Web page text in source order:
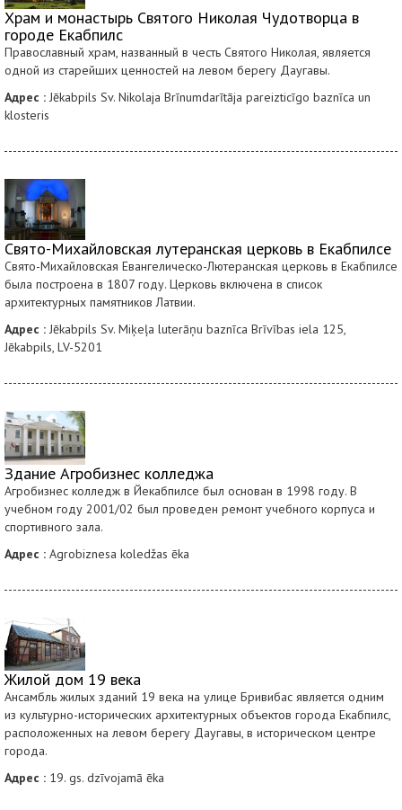
Храм и монастырь Святого Николая Чудотворца в
городе Екабпилс
Православный храм, названный в честь Святого Николая, является
одной из старейших ценностей на левом берегу Даугавы.
Адрес : Jēkabpils Sv. Nikolaja Brīnumdarītāja pareizticīgo baznīca un
klosteris
Свято-Михайловская лутеранская церковь в Екабпилсе
Свято-Михайловская Евангелическо-Лютеранская церковь в Екабпилсе
была построена в 1807 году. Церковь включена в список
архитектурных памятников Латвии.
Адрес : Jēkabpils Sv. Miķeļa luterāņu baznīca Brīvības iela 125,
Jēkabpils, LV-5201
Здание Агробизнес колледжа
Агробизнес колледж в Йекабпилсе был основан в 1998 году. В
учебном году 2001/02 был проведен ремонт учебного корпуса и
спортивного зала.
Адрес : Agrobiznesa koledžas ēka
Жилой дом 19 века
Ансамбль жилых зданий 19 века на улице Бривибас является одним
из культурно-исторических архитектурных объектов города Екабпилс,
расположенных на левом берегу Даугавы, в историческом центре
города.
Адрес : 19. gs. dzīvojamā ēka